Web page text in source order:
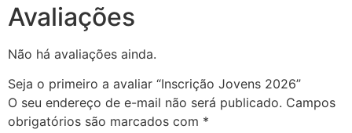
Avaliações
Não há avaliações ainda.
Seja o primeiro a avaliar “Inscrição Jovens 2026”
O seu endereço de e-mail não será publicado. Campos
obrigatórios são marcados com *